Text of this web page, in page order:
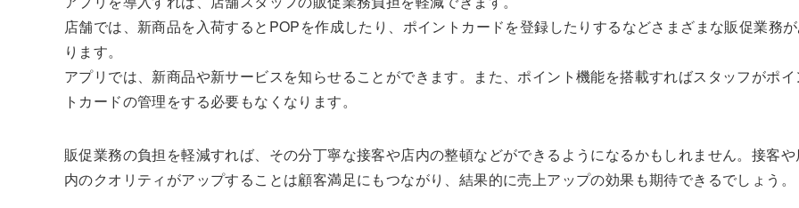
店舗では、新商品を入荷するとPOPを作成したり、ポイントカードを登録したりするなどさまざまな販促業務
ります。
アプリでは、新商品や新サービスを知らせることができます。また、ポイント機能を搭載すればスタッフがポ
トカードの管理をする必要もなくなります。
販促業務の負担を軽減すれば、その分丁寧な接客や店内の整頓などができるようになるかもしれません。接客
内のクオリティがアップすることは顧客満足にもつながり、結果的に売上アップの効果も期待できるでしょう。